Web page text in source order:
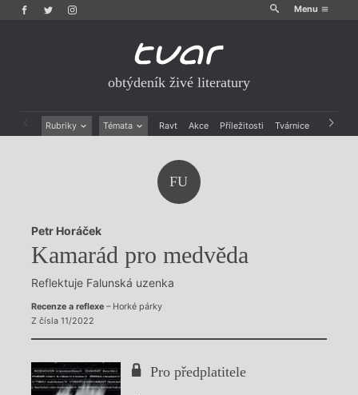
Menu
obtýdeník živé literatury
Rubriky Témata Ravt Akce Příležitosti Tvárnice Archiv
Rozhovory
Dokument
Výroční ceny
FU
Petr Horáček
Kamarád pro medvěda
Reflektuje Falunská uzenka
Recenze a reflexe– Horké párky
Z čísla 11/2022
Pro předplatitele